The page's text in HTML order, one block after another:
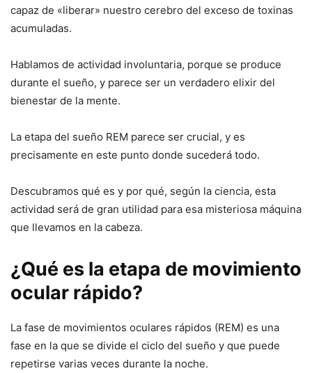
capaz de «liberar» nuestro cerebro del exceso de toxinas
acumuladas.
Hablamos de actividad involuntaria, porque se produce
durante el sueño, y parece ser un verdadero elixir del
bienestar de la mente.
La etapa del sueño REM parece ser crucial, y es
precisamente en este punto donde sucederá todo.
Descubramos qué es y por qué, según la ciencia, esta
actividad será de gran utilidad para esa misteriosa máquina
que llevamos en la cabeza.
¿Qué es la etapa de movimiento
ocular rápido?
La fase de movimientos oculares rápidos (REM) es una
fase en la que se divide el ciclo del sueño y que puede
repetirse varias veces durante la noche.